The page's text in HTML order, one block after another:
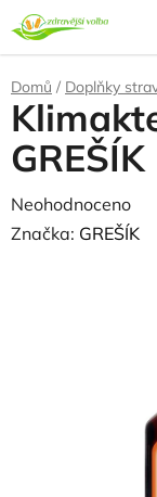
Přejít
na
obsah
Domů / Doplňky
GREŠÍK
Průměrné
hodnocení
Neohodnoceno
Značka: GREŠÍK